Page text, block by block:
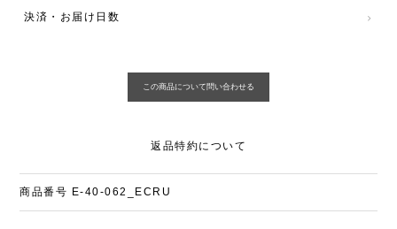
決済・お届け日数
返品特約について
商品番号 E-40-062_ECRU